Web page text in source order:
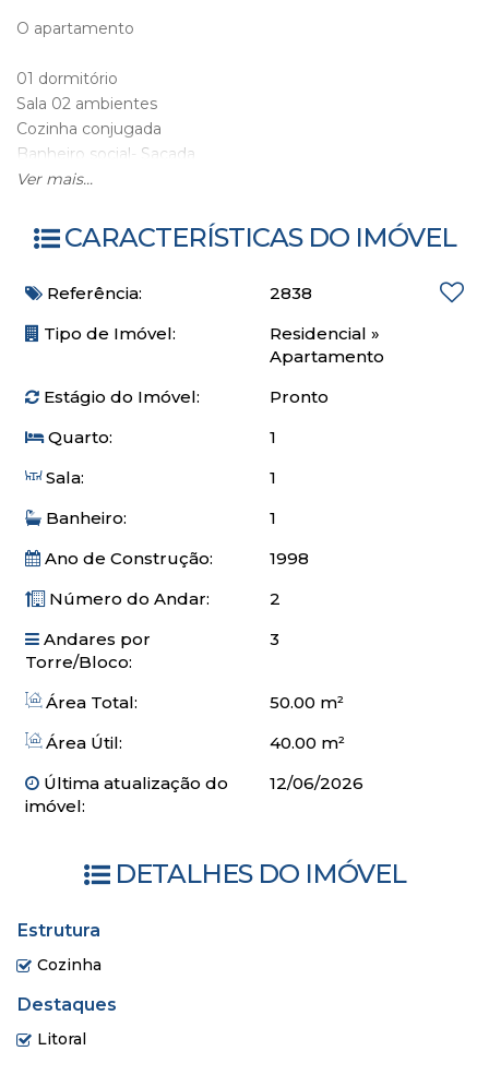
O apartamento
01 dormitório
Sala 02 ambientes
Cozinha conjugada
Banheiro social- Sacada
01 vaga rotativa
Excelente localização entre Av Brasil e 3 Av
Cerca de 400m da Praia.
*Consulte datas disponíveis e valores por período
Ver mais...
CARACTERÍSTICAS DO IMÓVEL
Referência:
2838
Tipo de Imóvel:
Residencial »
Apartamento
Estágio do Imóvel:
Pronto
Quarto:
1
Sala:
1
Banheiro:
1
Ano de Construção:
1998
Número do Andar:
2
Andares por
Torre/Bloco:
3
Área Total:
50.00 m²
Área Útil:
40.00 m²
Última atualização do
imóvel:
12/06/2026
DETALHES DO IMÓVEL
Estrutura
Cozinha
Destaques
Litoral